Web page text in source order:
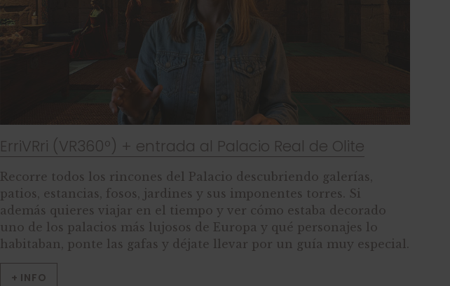
ErriVRri (VR360º) + entrada al Palacio Real de Olite
Recorre todos los rincones del Palacio descubriendo galerías,
patios, estancias, fosos, jardines y sus imponentes torres. Si
además quieres viajar en el tiempo y ver cómo estaba decorado
uno de los palacios más lujosos de Europa y qué personajes lo
habitaban, ponte las gafas y déjate llevar por un guía muy especial.
+ INFO